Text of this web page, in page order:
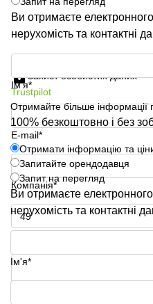
Ви отримаєте
нерухомість та контактні
Ім'я*
E-mail*
Компанія*
Номер телефону*
Захист особистих даних
Trustpilot
Отримайте більше інформації
100% безкоштовно і без
Отримати інформацію та
Запитайте орендодавця
Запит на перегляд
Ви отримаєте
нерухомість та контактні
Ім'я*